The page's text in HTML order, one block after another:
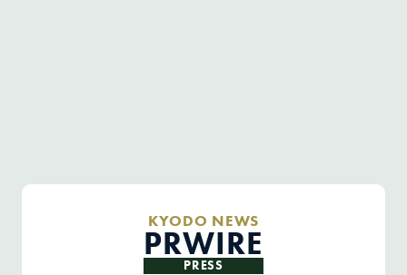
KYODO NEWS
PRWIRE
PRESS